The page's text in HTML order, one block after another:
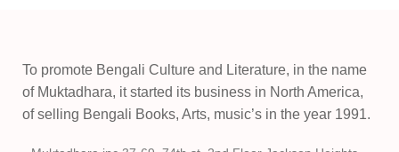
To promote Bengali Culture and Literature, in the name
of Muktadhara, it started its business in North America,
of selling Bengali Books, Arts, music’s in the year 1991.